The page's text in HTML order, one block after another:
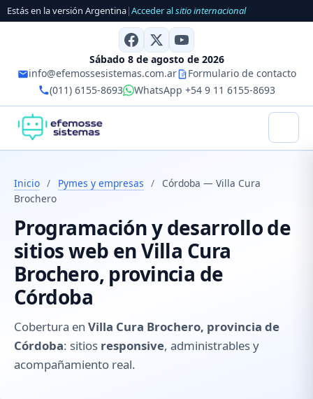
Estás en la versión Argentina|Acceder alsitio internacional
Sábado 8 de agosto de 2026
info@efemossesistemas.com.ar
Formulario de contacto
(011) 6155-8693
WhatsApp +54 9 11 6155-8693
Inicio / Pymes y empresas /
Córdoba — Villa Cura
Brochero
Programación y desarrollo de
sitios web en Villa Cura
Brochero, provincia de
Córdoba
Cobertura en Villa Cura Brochero, provincia de
Córdoba: sitios responsive, administrables y
acompañamiento real.